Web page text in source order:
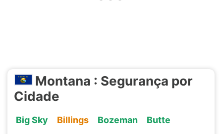
Montana : Segurança por
Cidade
Big Sky Billings Bozeman
Butte